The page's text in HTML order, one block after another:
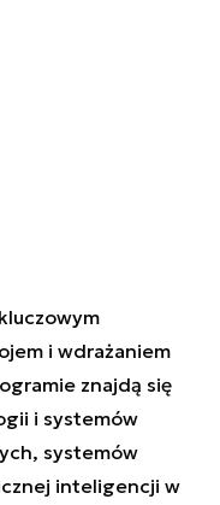
i wdrażaniem
znajdą się
i systemów
systemów
inteligencji w